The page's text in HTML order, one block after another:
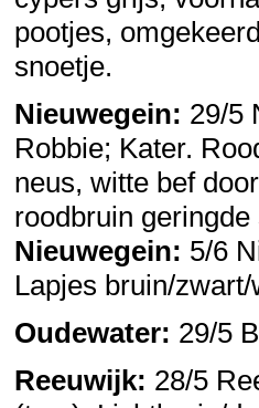
pootjes,
snoetje.
Nieuwegein: 29/5
Robbie; Kater.
neus, witte bef
roodbruin geringde
Nieuwegein: 5/6
Lapjes bruin/zwart/
Oudewater: 29/5
Reeuwijk: 28/5